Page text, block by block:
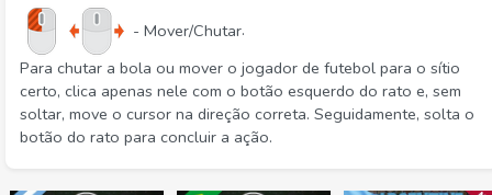
- Mover/Chutar.
Para chutar a bola ou mover o jogador de futebol para o sítio
certo, clica apenas nele com o botão esquerdo do rato e, sem
soltar, move o cursor na direção correta. Seguidamente, solta o
botão do rato para concluir a ação.